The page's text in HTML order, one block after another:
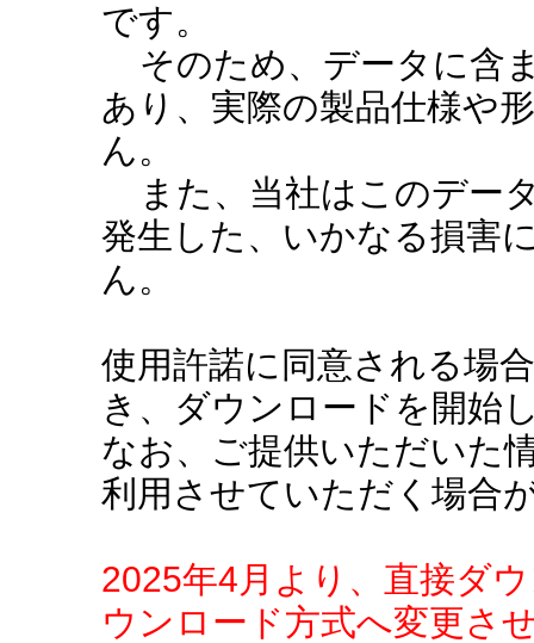
です。
そのため、データに含
あり、実際の製品仕様や
ん。
また、当社はこのデー
発生した、いかなる損害
ん。
使用許諾に同意される場
き、ダウンロードを開始
なお、ご提供いただいた
利用させていただく場合
2025年4月より、直接ダ
ウンロード方式へ変更さ